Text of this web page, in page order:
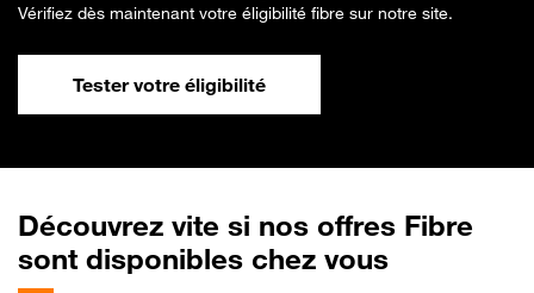
Vérifiez dès maintenant votre éligibilité fibre sur notre site.
Tester votre éligibilité
Découvrez vite si nos offres Fibre
sont disponibles chez vous